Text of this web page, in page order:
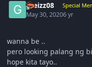
greizz08 Special
May 30, 20206 yr
wanna be ..
pero looking palang ng
hope kita tayo..